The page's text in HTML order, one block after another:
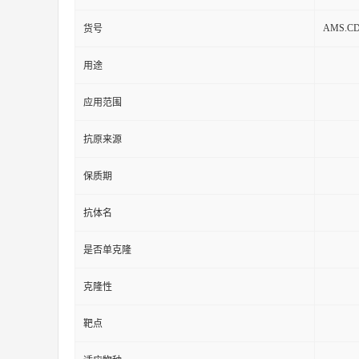
货号
用途
应用范围
抗原来源
保质期
抗体名
是否单克隆
克隆性
靶点